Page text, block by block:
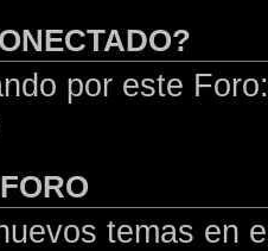
por este
temas en